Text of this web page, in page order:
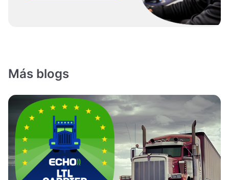
Más blogs